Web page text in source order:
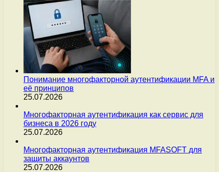
Понимание многофакторной аутентификации MFA и
её принципов
25.07.2026
Многофакторная аутентификация как сервис для
бизнеса в 2026 году
25.07.2026
Многофакторная аутентификация MFASOFT для
защиты аккаунтов
25.07.2026